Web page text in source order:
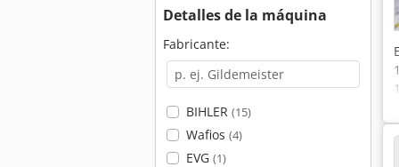
Detalles de la máquina
Fabricante:
BIHLER (15)
Wafios (4)
EVG (1)